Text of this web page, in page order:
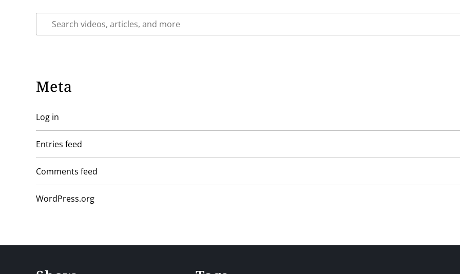
Meta
Log in
Entries feed
Comments feed
WordPress.org